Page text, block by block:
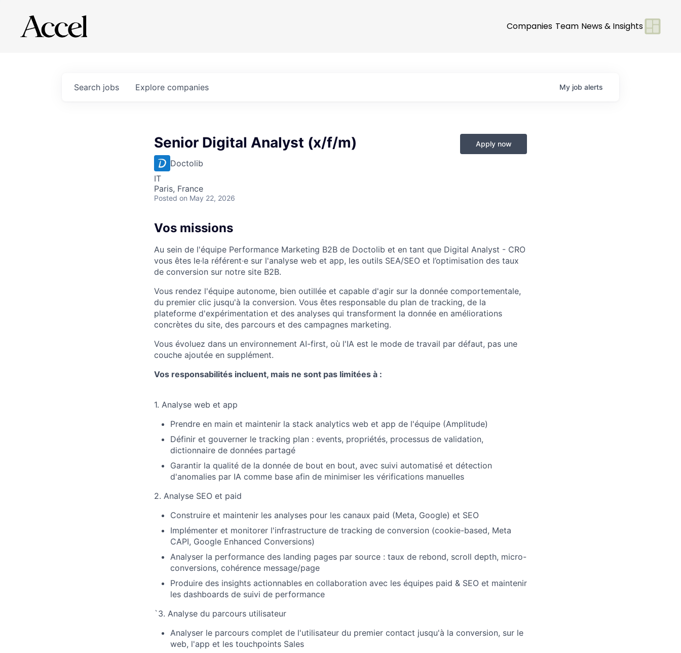
Companies Team News & Insights
Search jobs Explore companies My job alerts
Senior Digital Analyst (x/f/m)
Doctolib
IT
Paris, France
Posted on May 22, 2026
Apply now
Vos missions
Au sein de l'équipe Performance Marketing B2B de Doctolib et en tant que Digital Analyst - CRO
vous êtes le·la référent·e sur l'analyse web et app, les outils SEA/SEO et l’optimisation des taux
de conversion sur notre site B2B.
Vous rendez l'équipe autonome, bien outillée et capable d'agir sur la donnée comportementale,
du premier clic jusqu'à la conversion. Vous êtes responsable du plan de tracking, de la
plateforme d'expérimentation et des analyses qui transforment la donnée en améliorations
concrètes du site, des parcours et des campagnes marketing.
Vous évoluez dans un environnement AI-first, où l'IA est le mode de travail par défaut, pas une
couche ajoutée en supplément.
Vos responsabilités incluent, mais ne sont pas limitées à :
1. Analyse web et app
Prendre en main et maintenir la stack analytics web et app de l'équipe (Amplitude)
Définir et gouverner le tracking plan : events, propriétés, processus de validation,
dictionnaire de données partagé
Garantir la qualité de la donnée de bout en bout, avec suivi automatisé et détection
d'anomalies par IA comme base afin de minimiser les vérifications manuelles
2. Analyse SEO et paid
Construire et maintenir les analyses pour les canaux paid (Meta, Google) et SEO
Implémenter et monitorer l'infrastructure de tracking de conversion (cookie-based, Meta
CAPI, Google Enhanced Conversions)
Analyser la performance des landing pages par source : taux de rebond, scroll depth, micro-
conversions, cohérence message/page
Produire des insights actionnables en collaboration avec les équipes paid & SEO et maintenir
les dashboards de suivi de performance
`3. Analyse du parcours utilisateur
Analyser le parcours complet de l'utilisateur du premier contact jusqu'à la conversion, sur le
web, l'app et les touchpoints Sales